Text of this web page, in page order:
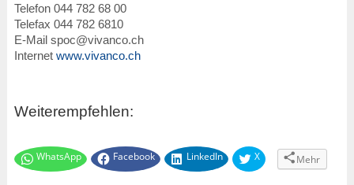
Telefon 044 782 68 00
Telefax 044 782 6810
E-Mail spoc@vivanco.ch
Internet www.vivanco.ch
Weiterempfehlen:
WhatsApp Facebook LinkedIn X Mehr